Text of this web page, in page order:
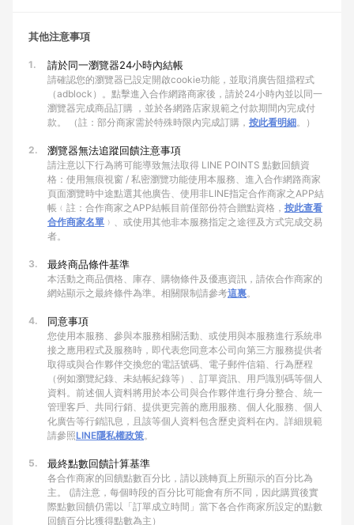
其他注意事項
1. 請於同一瀏覽器24小時內結帳
請確認您的瀏覽器已設定開啟cookie功能，並取消廣告阻擋程式
（adblock）。點擊進入合作網路商家後，請於24小時內並以同一
瀏覽器完成商品訂購 ，並於各網路店家規範之付款期間內完成付
款。 （註：部分商家需於特殊時限內完成訂購， 按此看明細。）
2. 瀏覽器無法追蹤回饋注意事項
請注意以下行為將可能導致無法取得 LINE POINTS 點數回饋資
格：使用無痕視窗 / 私密瀏覽功能使用本服務、進入合作網路商家
頁面瀏覽時中途點選其他廣告、使用非LINE指定合作商家之APP結
帳﹙註：合作商家之APP結帳目前僅部份符合贈點資格， 按此查看
合作商家名單 ﹚、或使用其他非本服務指定之途徑及方式完成交易
者。
3. 最終商品條件基準
本活動之商品價格、庫存、購物條件及優惠資訊，請依合作商家的
網站顯示之最終條件為準。相關限制請參考這裏。
4. 同意事項
您使用本服務、參與本服務相關活動、或使用與本服務進行系統串
接之應用程式及服務時，即代表您同意本公司向第三方服務提供者
取得或與合作夥伴交換您的電話號碼、電子郵件信箱、行為歷程
（例如瀏覽紀錄、未結帳紀錄等）、訂單資訊、用戶識別碼等個人
資料。前述個人資料將用於本公司與合作夥伴進行身分整合、統一
管理客戶、共同行銷、提供更完善的應用服務、個人化服務、個人
化廣告等行銷訊息，且該等個人資料包含歷史資料在內。詳細規範
請參照LINE隱私權政策。
5. 最終點數回饋計算基準
各合作商家的回饋點數百分比，請以跳轉頁上所顯示的百分比為
主。 (請注意，每個時段的百分比可能會有所不同，因此購買後實
際點數回饋仍需以「訂單成立時間」當下各合作商家所設定的點數
回饋百分比獲得點數為主）